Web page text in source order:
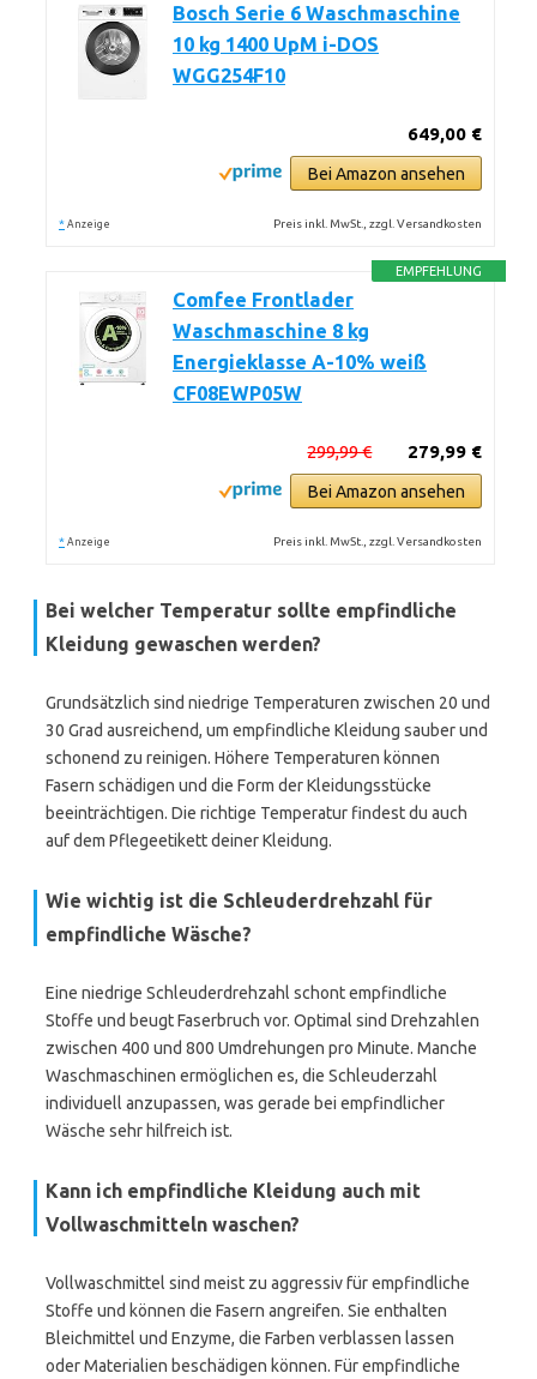
Bosch Serie 6 Waschmaschine
10 kg 1400 UpM i-DOS
WGG254F10
649,00 €
Bei Amazon ansehen
* Anzeige Preis inkl. MwSt., zzgl. Versandkosten
EMPFEHLUNG
Comfee Frontlader
Waschmaschine 8 kg
Energieklasse A-10% weiß
CF08EWP05W
279,99 €
299,99 €
Bei Amazon ansehen
* Anzeige Preis inkl. MwSt., zzgl. Versandkosten
Bei welcher Temperatur sollte empfindliche
Kleidung gewaschen werden?
Grundsätzlich sind niedrige Temperaturen zwischen 20 und
30 Grad ausreichend, um empfindliche Kleidung sauber und
schonend zu reinigen. Höhere Temperaturen können
Fasern schädigen und die Form der Kleidungsstücke
beeinträchtigen. Die richtige Temperatur findest du auch
auf dem Pflegeetikett deiner Kleidung.
Wie wichtig ist die Schleuderdrehzahl für
empfindliche Wäsche?
Eine niedrige Schleuderdrehzahl schont empfindliche
Stoffe und beugt Faserbruch vor. Optimal sind Drehzahlen
zwischen 400 und 800 Umdrehungen pro Minute. Manche
Waschmaschinen ermöglichen es, die Schleuderzahl
individuell anzupassen, was gerade bei empfindlicher
Wäsche sehr hilfreich ist.
Kann ich empfindliche Kleidung auch mit
Vollwaschmitteln waschen?
Vollwaschmittel sind meist zu aggressiv für empfindliche
Stoffe und können die Fasern angreifen. Sie enthalten
Bleichmittel und Enzyme, die Farben verblassen lassen
oder Materialien beschädigen können. Für empfindliche